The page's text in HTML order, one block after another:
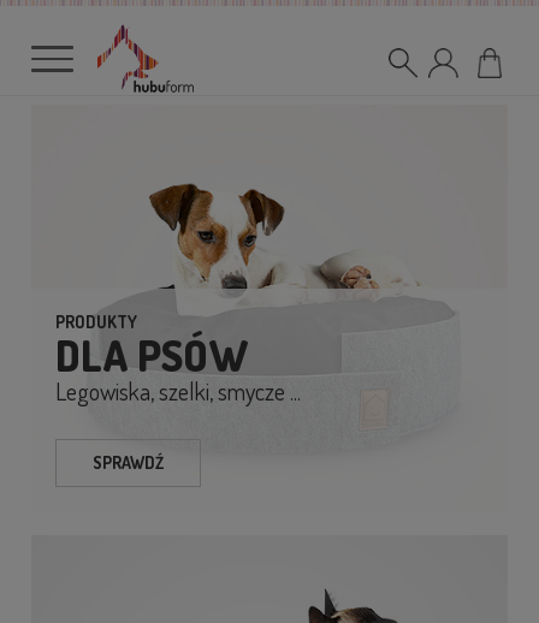
PRODUKTY
DLA PSÓW
Legowiska, szelki, smycze ...
SPRAWDŹ